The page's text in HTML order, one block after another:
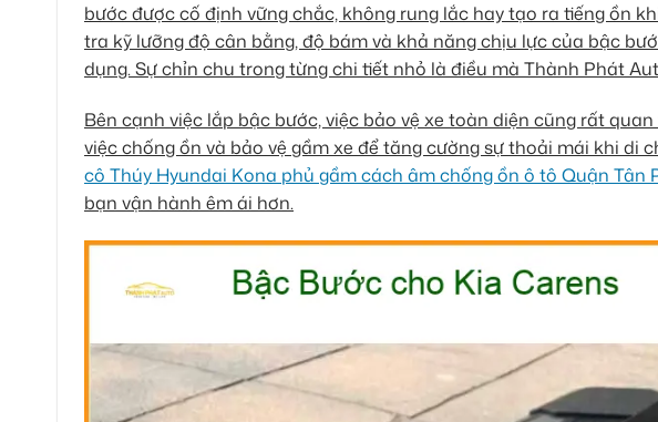
bước được cố định vững chắc, không rung lắc hay tạo ra tiếng ồn
tra kỹ lưỡng độ cân bằng, độ bám và khả năng chịu lực của bậc
dụng. Sự chỉn chu trong từng chi tiết nhỏ là điều mà Thành Phát
Bên cạnh việc lắp bậc bước, việc bảo vệ xe toàn diện cũng rất
việc chống ồn và bảo vệ gầm xe để tăng cường sự thoải mái khi di
cô Thúy Hyundai Kona phủ gầm cách âm chống ồn ô tô Quận Tân
bạn vận hành êm ái hơn.